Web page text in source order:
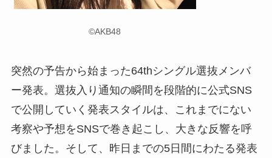
©AKB48
突然の予告から始まった64thシングル選抜メンバ
ー発表。選抜入り通知の瞬間を段階的に公式SNS
で公開していく発表スタイルは、これまでにない
考察や予想をSNSで巻き起こし、大きな反響を呼
びました。そして、昨日までの5日間にわたる発表